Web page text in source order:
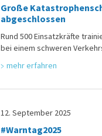
Große
abgeschlossen
Rund 500 Einsatzkräfte
bei einem schweren
mehr erfahren
12. September 2025
#Warntag2025